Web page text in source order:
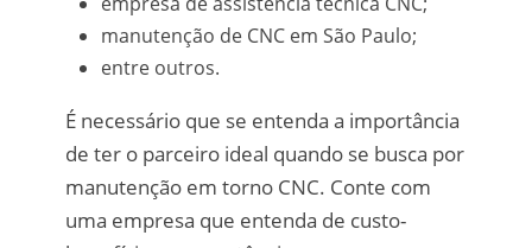
manutenção de CNC em São Paulo;
entre outros.
É necessário que se entenda a importância
de ter o parceiro ideal quando se busca por
manutenção em torno CNC. Conte com
uma empresa que entenda de custo-